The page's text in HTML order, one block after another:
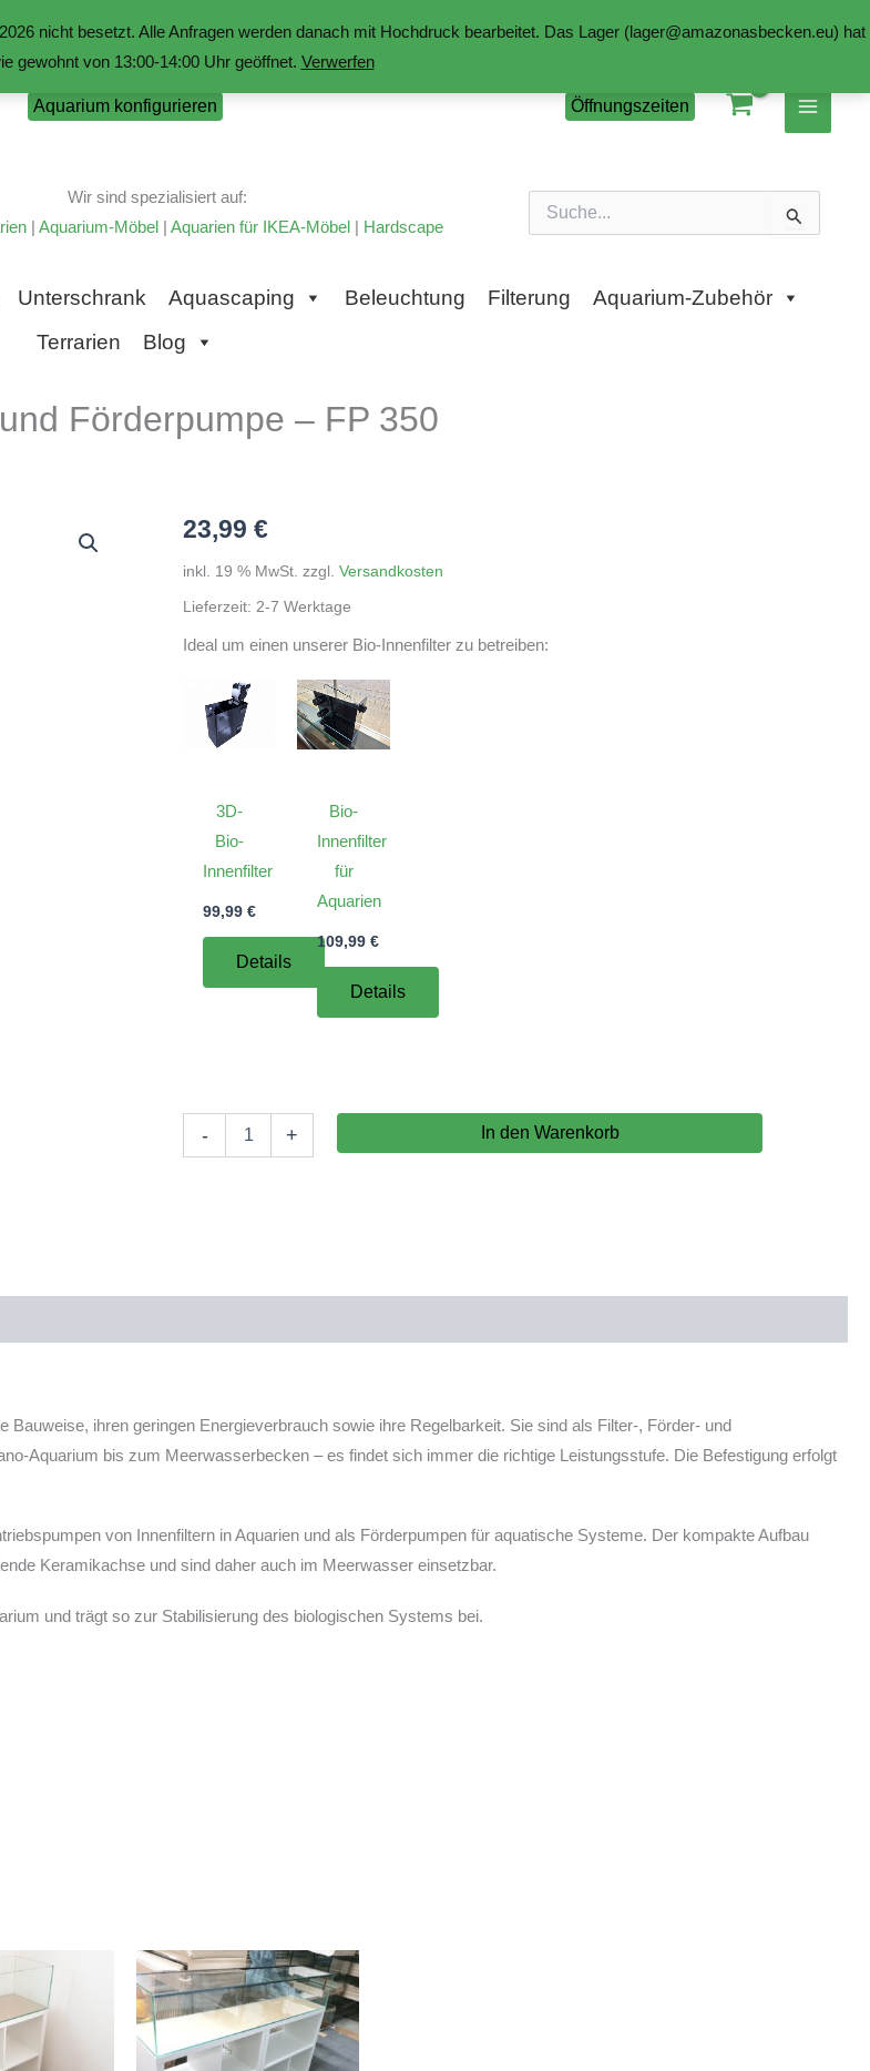
nicht besetzt. Alle Anfragen werden danach mit Hochdruck bearbeitet. Das Lager (lager@amazonasbecken.eu) hat
gewohnt von 13:00-14:00 Uhr geöffnet. Verwerfen
Aquarium konfigurieren Öffnungszeiten
Wir sind spezialisiert auf:
| Aquarium-Möbel | Aquarien für IKEA-Möbel | Hardscape
nach:
Unterschrank Aquascaping Beleuchtung Filterung
Aquarium-Zubehör
Terrarien
Blog
Förderpumpe – FP 350
23,99€
inkl. 19 % MwSt. zzgl.Versandkosten
Lieferzeit:2-7 Werktage
Ideal um einen unserer Bio-Innenfilter zu betreiben:
3D-
Bio-
Innenfilter
99,99€
Details
Bio-
Innenfilter
für
Aquarien
109,99€
Details
- + In den Warenkorb
ihren geringen Energieverbrauch sowie ihre Regelbarkeit. Sie sind als Filter-, Förder- und
Aquarium bis zum Meerwasserbecken – es findet sich immer die richtige Leistungsstufe. Die Befestigung erfolgt
von Innenfiltern in Aquarien und als Förderpumpen für aquatische Systeme. Der kompakte Aufbau
Keramikachse und sind daher auch im Meerwasser einsetzbar.
und trägt so zur Stabilisierung des biologischen Systems bei.